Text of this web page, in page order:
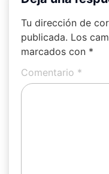
Tu dirección de
publicada. Los
marcados con *
Comentario *